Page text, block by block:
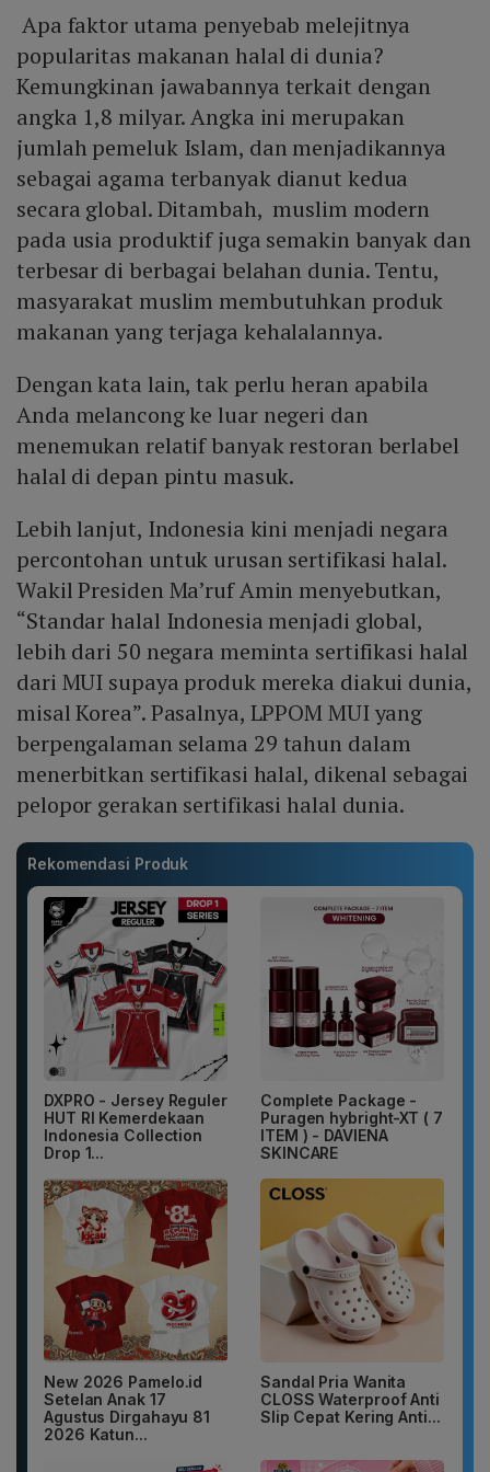
Apa faktor utama penyebab melejitnya
popularitas makanan halal di dunia?
Kemungkinan jawabannya terkait dengan
angka 1,8 milyar. Angka ini merupakan
jumlah pemeluk Islam, dan menjadikannya
sebagai agama terbanyak dianut kedua
secara global. Ditambah, muslim modern
pada usia produktif juga semakin banyak dan
terbesar di berbagai belahan dunia. Tentu,
masyarakat muslim membutuhkan produk
makanan yang terjaga kehalalannya.
Dengan kata lain, tak perlu heran apabila
Anda melancong ke luar negeri dan
menemukan relatif banyak restoran berlabel
halal di depan pintu masuk.
Lebih lanjut, Indonesia kini menjadi negara
percontohan untuk urusan sertifikasi halal.
Wakil Presiden Ma’ruf Amin menyebutkan,
“Standar halal Indonesia menjadi global,
lebih dari 50 negara meminta sertifikasi halal
dari MUI supaya produk mereka diakui dunia,
misal Korea”. Pasalnya, LPPOM MUI yang
berpengalaman selama 29 tahun dalam
menerbitkan sertifikasi halal, dikenal sebagai
pelopor gerakan sertifikasi halal dunia.
Rekomendasi Produk
DXPRO - Jersey Reguler
HUT RI Kemerdekaan
Indonesia Collection
Drop 1...
Complete Package -
Puragen hybright-XT ( 7
ITEM ) - DAVIENA
SKINCARE
New 2026 Pamelo.id
Setelan Anak 17
Agustus Dirgahayu 81
2026 Katun...
Sandal Pria Wanita
CLOSS Waterproof Anti
Slip Cepat Kering Anti...